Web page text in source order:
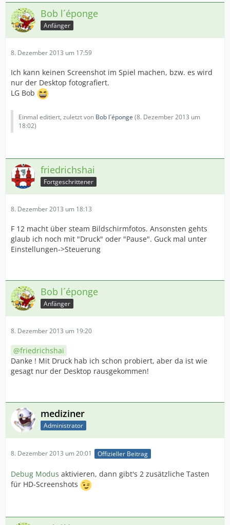
Bob l´éponge
Anfänger
8. Dezember 2013 um 17:59
Ich kann keinen Screenshot im Spiel machen, bzw. es wird
nur der Desktop fotografiert.
LG Bob
Einmal editiert, zuletzt von Bob l´éponge (8. Dezember 2013 um
18:02)
friedrichshai
Fortgeschrittener
8. Dezember 2013 um 18:13
F 12 macht über steam Bildschirmfotos. Ansonsten gehts
glaub ich noch mit "Druck" oder "Pause". Guck mal unter
Einstellungen->Steuerung
Bob l´éponge
Anfänger
8. Dezember 2013 um 19:20
friedrichshai
Danke ! Mit Druck hab ich schon probiert, aber da ist wie
gesagt nur der Desktop rausgekommen!
mediziner
Administrator
8. Dezember 2013 um 20:01 Offizieller Beitrag
Debug Modus aktivieren, dann gibt's 2 zusätzliche Tasten
für HD-Screenshots